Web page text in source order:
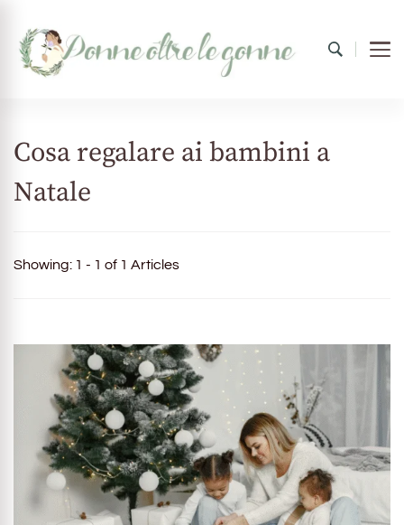
Cosa regalare ai bambini a
Natale
Showing: 1 - 1 of 1 Articles